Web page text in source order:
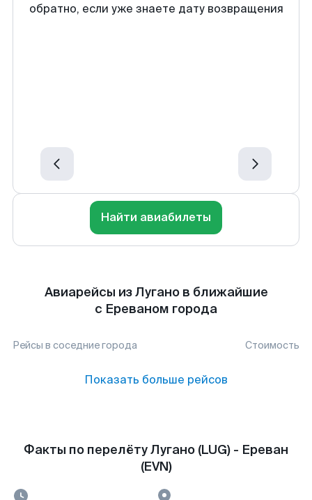
обратно, если уже знаете дату возвращения
Найти авиабилеты
Авиарейсы из Лугано в ближайшие
с Ереваном города
Рейсы в соседние города Стоимость
Показать больше рейсов
Факты по перелёту Лугано (LUG) - Ереван
(EVN)